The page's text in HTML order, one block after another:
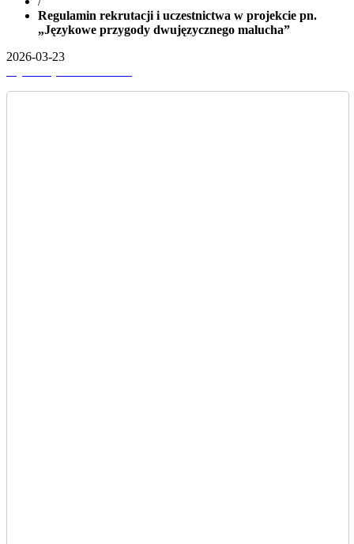
Regulamin rekrutacji i uczestnictwa w projekcie pn.
„Językowe przygody dwujęzycznego malucha”
2026-03-23